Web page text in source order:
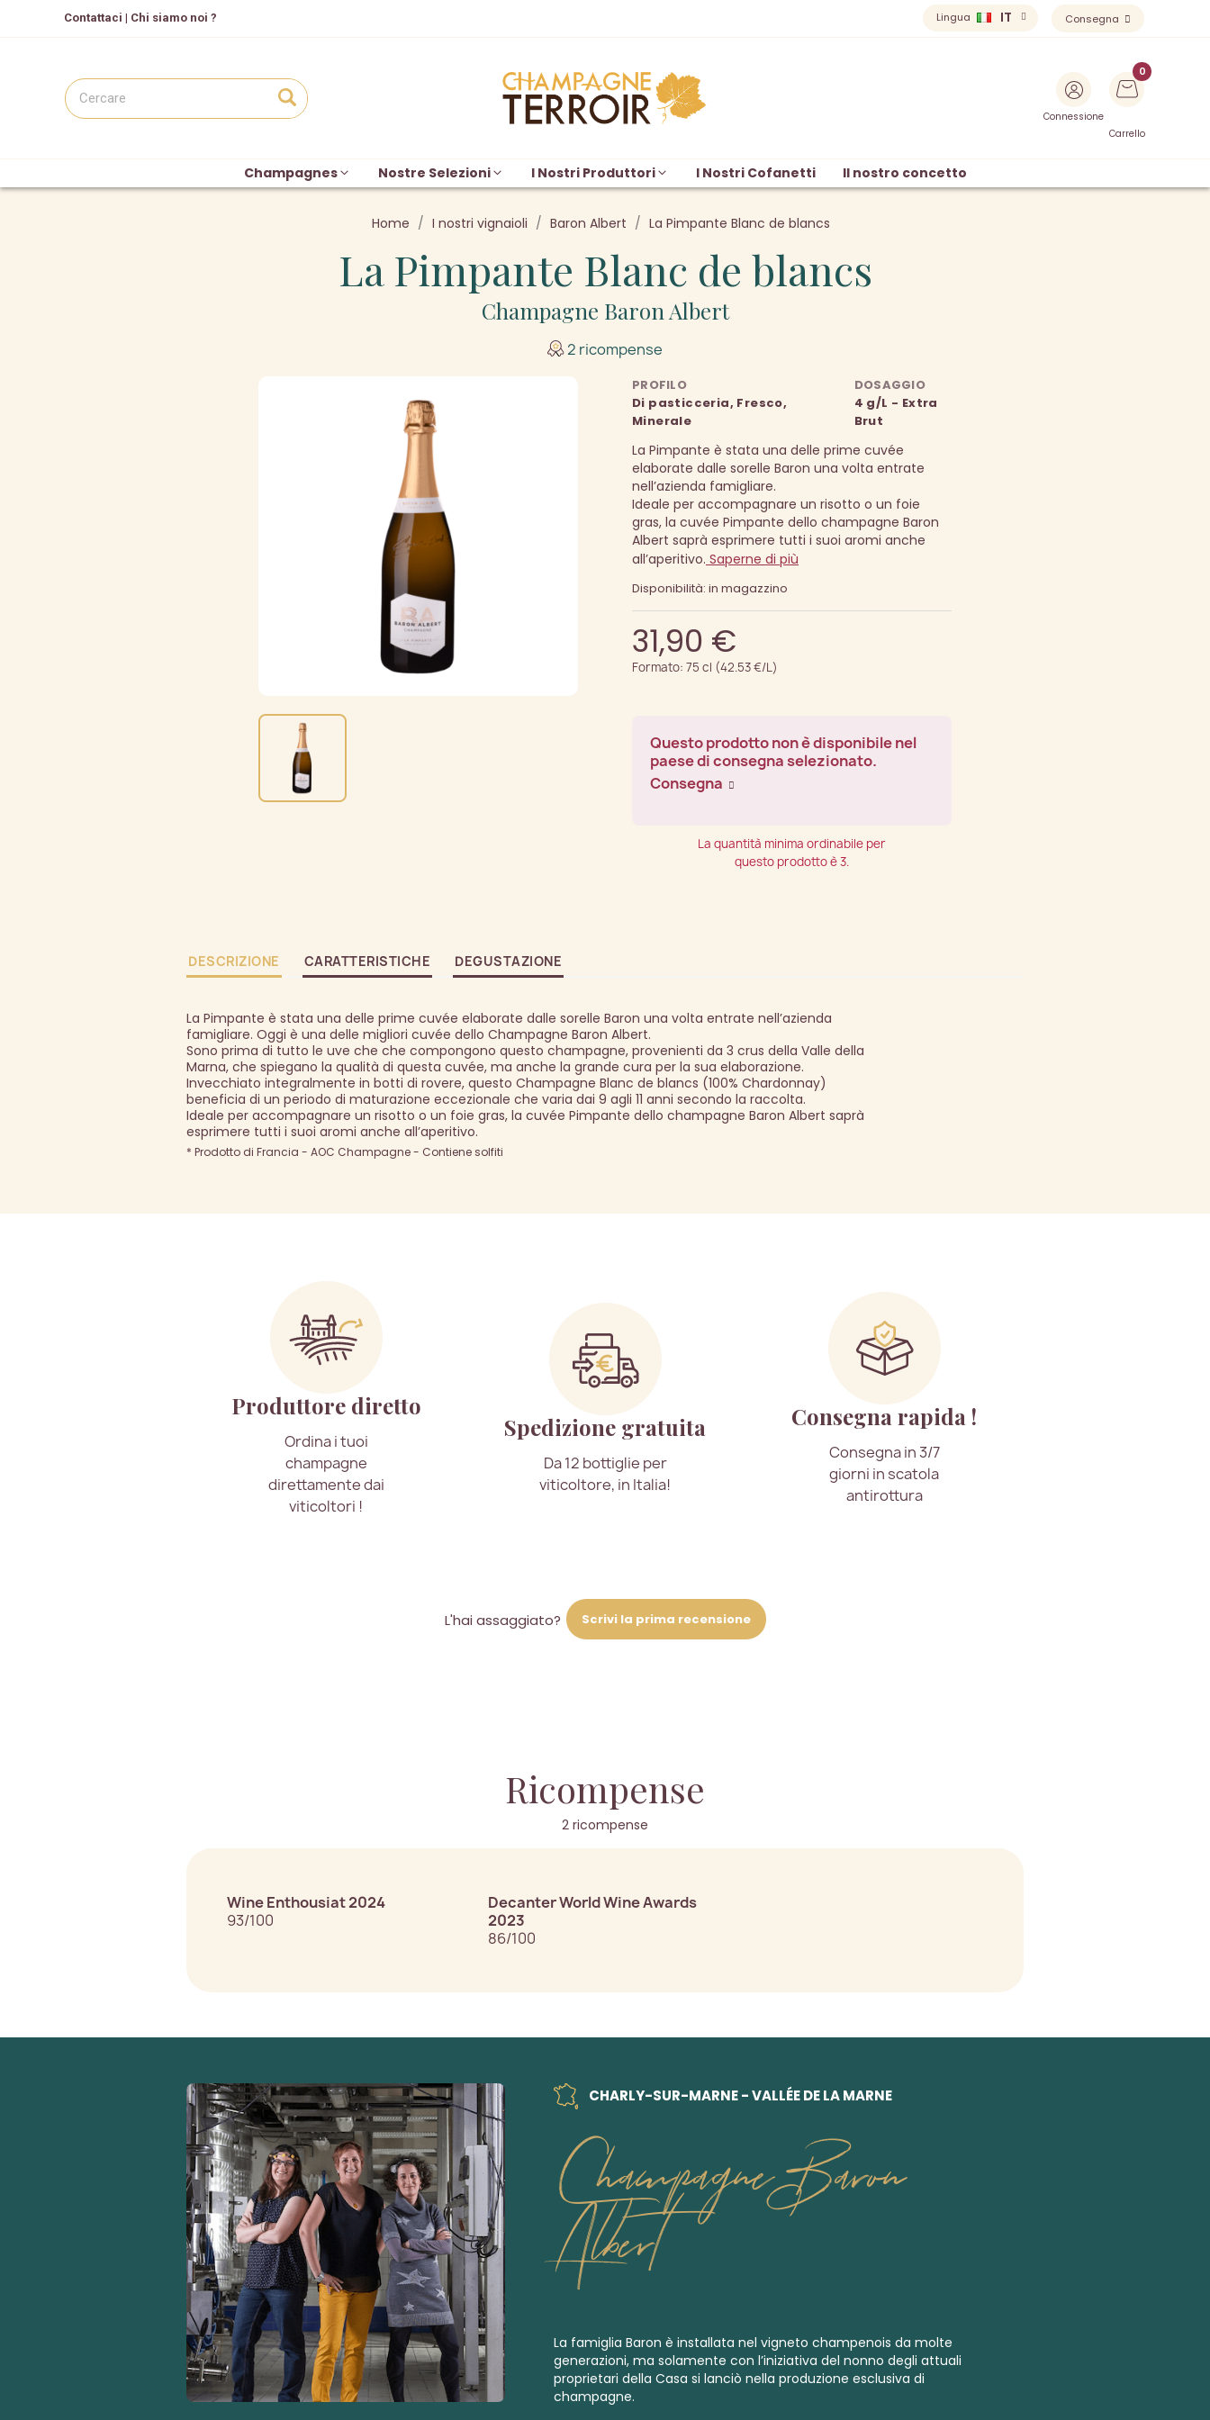
Contattaci | Chi siamo noi ? Lingua IT Consegna
Connessione
Carrello
Champagnes Nostre Selezioni I Nostri Produttori I Nostri Cofanetti Il nostro concetto
Home I nostri vignaioli Baron Albert La Pimpante Blanc de blancs
La Pimpante Blanc de blancs
Champagne Baron Albert
2 ricompense
PROFILO
Di pasticceria, Fresco,
Minerale
DOSAGGIO
4 g/L - Extra
Brut
La Pimpante è stata una delle prime cuvée
elaborate dalle sorelle Baron una volta entrate
nell’azienda famigliare.
Ideale per accompagnare un risotto o un foie
gras, la cuvée Pimpante dello champagne Baron
Albert saprà esprimere tutti i suoi aromi anche
all’aperitivo. Saperne di più
Disponibilità: in magazzino
31,90 €
Formato: 75 cl (42.53 €/L)
Questo prodotto non è disponibile nel
paese di consegna selezionato.
Consegna
La quantità minima ordinabile per
questo prodotto è 3.
DESCRIZIONE CARATTERISTICHE DEGUSTAZIONE
La Pimpante è stata una delle prime cuvée elaborate dalle sorelle Baron una volta entrate nell’azienda
famigliare. Oggi è una delle migliori cuvée dello Champagne Baron Albert.
Sono prima di tutto le uve che che compongono questo champagne, provenienti da 3 crus della Valle della
Marna, che spiegano la qualità di questa cuvée, ma anche la grande cura per la sua elaborazione.
Invecchiato integralmente in botti di rovere, questo Champagne Blanc de blancs (100% Chardonnay)
beneficia di un periodo di maturazione eccezionale che varia dai 9 agli 11 anni secondo la raccolta.
Ideale per accompagnare un risotto o un foie gras, la cuvée Pimpante dello champagne Baron Albert saprà
esprimere tutti i suoi aromi anche all’aperitivo.
* Prodotto di Francia - AOC Champagne - Contiene solfiti
Produttore diretto
Ordina i tuoi
champagne
direttamente dai
viticoltori !
Spedizione gratuita
Da 12 bottiglie per
viticoltore, in Italia!
Consegna rapida !
Consegna in 3/7
giorni in scatola
antirottura
L'hai assaggiato? Scrivi la prima recensione
Ricompense
2 ricompense
Wine Enthousiat 2024
93/100
Decanter World Wine Awards
2023
86/100
CHARLY-SUR-MARNE - VALLÉE DE LA MARNE
Champagne Baron
Albert
La famiglia Baron è installata nel vigneto champenois da molte
generazioni, ma solamente con l’iniziativa del nonno degli attuali
proprietari della Casa si lanciò nella produzione esclusiva di
champagne.